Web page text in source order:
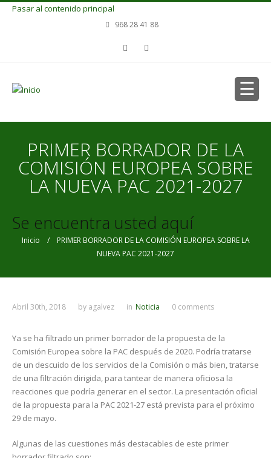
Pasar al contenido principal
968 28 41 88
PRIMER BORRADOR DE LA
COMISIÓN EUROPEA SOBRE
LA NUEVA PAC 2021-2027
Se encuentra usted aquí
Inicio / PRIMER BORRADOR DE LA COMISIÓN EUROPEA SOBRE LA
NUEVA PAC 2021-2027
Abril 30th, 2018 by agalvez in Noticia 0 comments
Ya se ha filtrado un primer borrador de la propuesta de la
Comisión Europea sobre la PAC después de 2020. Podría tratarse
de un descuido de los servicios de la Comisión o más bien, tratarse
de una filtración dirigida, para tantear de manera oficiosa la
reacciones que podría generar en el sector. La presentación oficial
de la propuesta para la PAC 2021-27 está prevista para el próximo
29 de mayo.
Algunas de las cuestiones más destacables de este primer